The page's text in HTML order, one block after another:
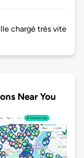
chargé très vite
Near You